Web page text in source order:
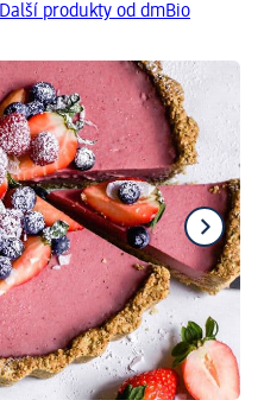
Další produkty od dmBio